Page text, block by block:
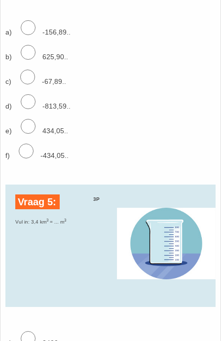
a) -156,89..
b) 625,90..
c) -67,89..
d) -813,59..
e) 434,05..
f) -434,05..
3P
Vraag 5:
Vul in: 3,4 km3 = ... m3